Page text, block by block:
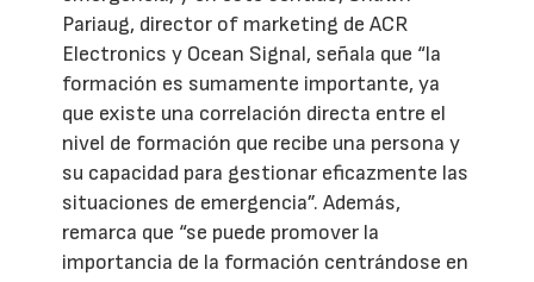
Pariaug, director of marketing de ACR
Electronics y Ocean Signal, señala que “la
formación es sumamente importante, ya
que existe una correlación directa entre el
nivel de formación que recibe una persona y
su capacidad para gestionar eficazmente las
situaciones de emergencia”. Además,
remarca que “se puede promover la
importancia de la formación centrándose en